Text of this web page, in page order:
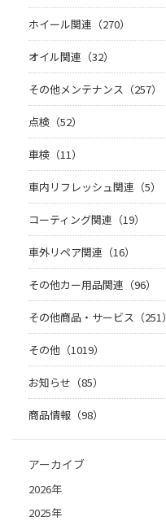
ホイール関連（270）
オイル関連（32）
その他メンテナンス（257）
点検（52）
車検（11）
車内リフレッシュ関連（5）
コーティング関連（19）
車外リペア関連（16）
その他カー用品関連（96）
その他商品・サービス（251）
その他（1019）
お知らせ（85）
商品情報（98）
アーカイブ
2026年
2025年